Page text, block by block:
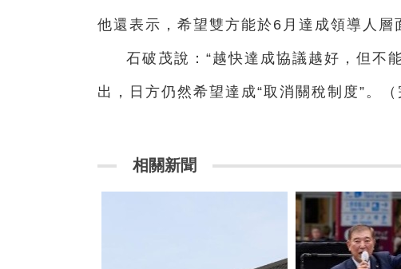
他還表示，希望雙方能於6月達成領導人層
石破茂說：“越快達成協議越好，但不
出，日方仍然希望達成“取消關稅制度”。（
相關新聞